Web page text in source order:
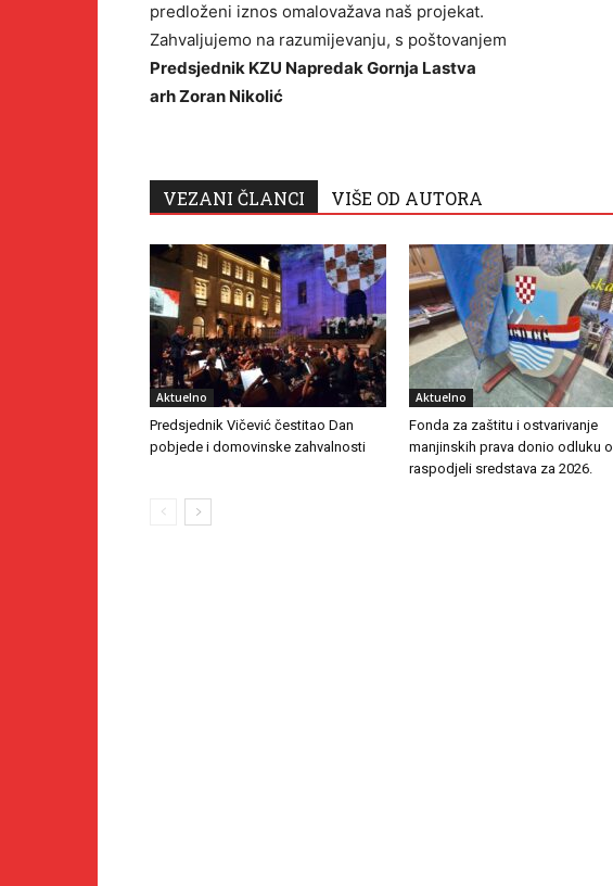
predloženi iznos omalovažava naš projekat.
Zahvaljujemo na razumijevanju, s poštovanjem
Predsjednik KZU Napredak Gornja Lastva
arh Zoran Nikolić
VEZANI ČLANCI VIŠE OD AUTORA
Aktuelno
Predsjednik Vičević čestitao Dan
pobjede i domovinske zahvalnosti
Aktuelno
Fonda za zaštitu i ostvarivanje
manjinskih prava donio odluku o
raspodjeli sredstava za 2026.